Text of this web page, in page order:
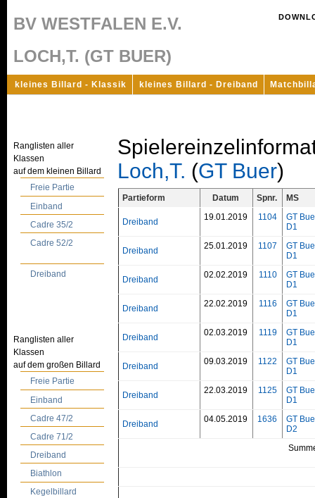
BV WESTFALEN E.V.
LOCH,T. (GT BUER)
kleines Billard - Klassik kleines Billard - Dreiband
Ranglisten aller
Klassen
auf dem kleinen Billard
Freie Partie
Einband
Cadre 35/2
Cadre 52/2
Dreiband
Ranglisten aller
Klassen
auf dem großen Billard
Freie Partie
Einband
Cadre 47/2
Cadre 71/2
Dreiband
Biathlon
Kegelbillard
Loch,T. (GT Buer)
Partieform Datum Spnr. MS
Dreiband 19.01.2019 1104
GT
D1
Dreiband 25.01.2019 1107
GT
D1
Dreiband 02.02.2019 1110
GT
D1
Dreiband 22.02.2019 1116
GT
D1
Dreiband 02.03.2019 1119
GT
D1
Dreiband 09.03.2019 1122
GT
D1
Dreiband 22.03.2019 1125
GT
D1
Dreiband 04.05.2019 1636
GT
D2